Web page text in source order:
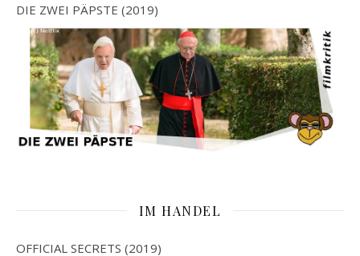
DIE ZWEI PÄPSTE (2019)
IM HANDEL
OFFICIAL SECRETS (2019)